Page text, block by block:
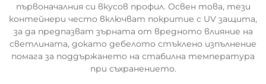
първоначалния си вкусов профил. Освен това, тези
контейнери често включват покритие с UV защита,
за да предпазват зърната от вредното влияние на
светлината, докато дебелото стъклено изпълнение
помага за поддържането на стабилна температура
при съхранението.